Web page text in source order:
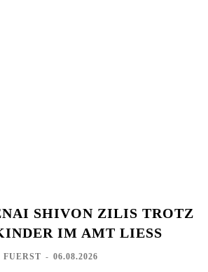
SHIVON ZILIS TROTZ
IM AMT LIESS
- 06.08.2026